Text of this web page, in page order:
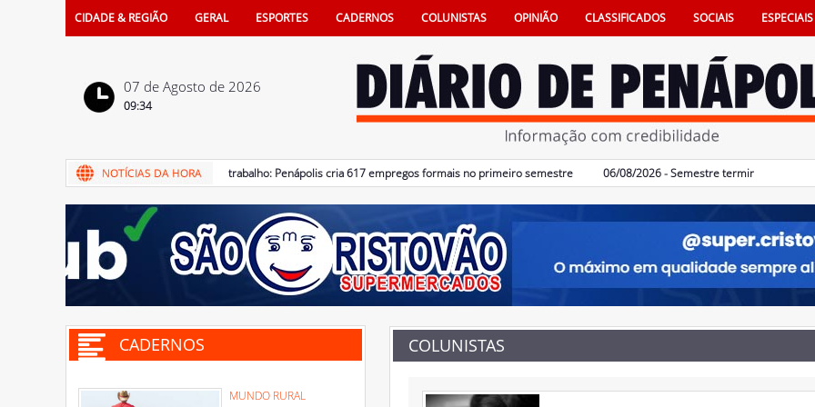
CIDADE & REGIÃO GERAL ESPORTES CADERNOS COLUNISTAS OPINIÃO CLASSIFICADOS SOCIAIS ESPECIAIS
07 de Agosto de 2026
09:34
07/08/2026 - Mercado de trabalho: Penápolis cria 617 empregos formais no primeiro semestre 06/08/2026 - Semestre termina com 617
CADERNOS
MUNDO RURAL
COLUNISTAS